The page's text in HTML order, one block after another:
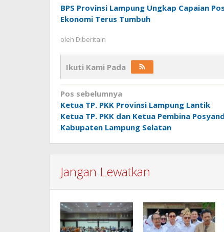
BPS Provinsi Lampung Ungkap Capaian
Ekonomi Terus Tumbuh
oleh Diberitain
Ikuti Kami Pada
Navigasi
pos
Pos sebelumnya
Ketua TP. PKK Provinsi Lampung Lantik
Ketua TP. PKK dan Ketua Pembina
Kabupaten Lampung Selatan
Jangan Lewatkan